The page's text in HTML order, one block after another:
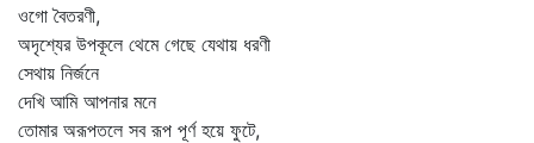
ওগো বৈতরণী,
অদৃশ্যের উপকূলে থেমে গেছে যেথায় ধরণী
সেথায় নির্জনে
দেখি আমি আপনার মনে
তোমার অরূপতলে সব রূপ পূর্ণ হয়ে ফুটে,